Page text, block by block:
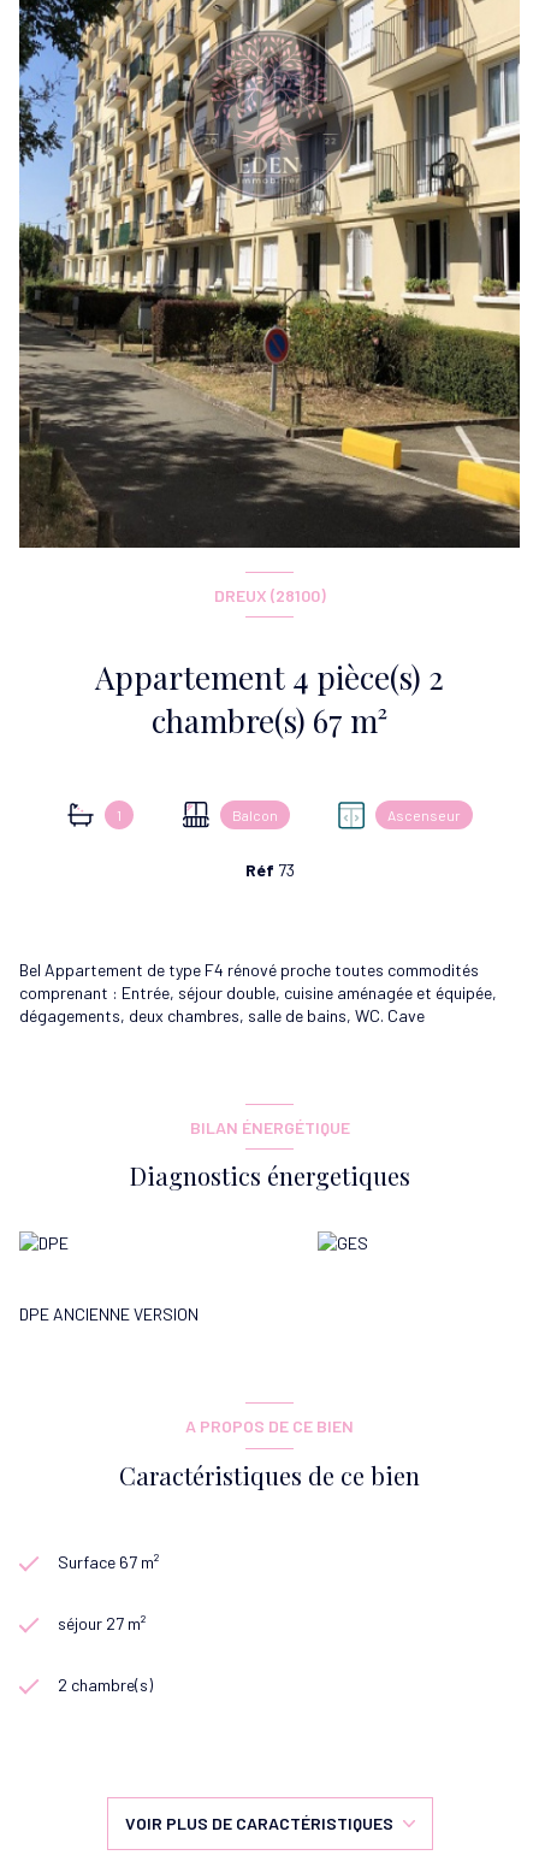
DREUX (28100)
Appartement 4 pièce(s) 2
chambre(s) 67 m²
1 Balcon Ascenseur
Réf 73
Bel Appartement de type F4 rénové proche toutes commodités
comprenant : Entrée, séjour double, cuisine aménagée et équipée,
dégagements, deux chambres, salle de bains, WC. Cave
BILAN ÉNERGÉTIQUE
Diagnostics énergetiques
DPE ANCIENNE VERSION
A PROPOS DE CE BIEN
Caractéristiques de ce bien
Surface 67 m²
séjour 27 m²
2 chambre(s)
VOIR PLUS DE CARACTÉRISTIQUES